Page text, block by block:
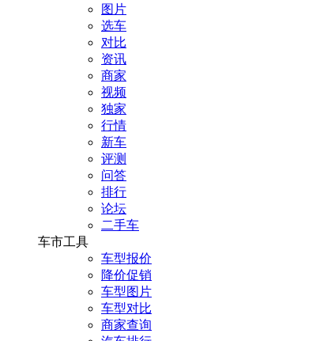
图片
选车
对比
资讯
商家
视频
独家
行情
新车
评测
问答
排行
论坛
二手车
车市工具
车型报价
降价促销
车型图片
车型对比
商家查询